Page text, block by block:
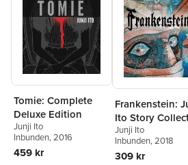
Tomie: Complete
Deluxe Edition
Junji Ito
Inbunden, 2016
459 kr
Frankenstein:
Ito Story
Junji Ito
Inbunden, 2018
309 kr